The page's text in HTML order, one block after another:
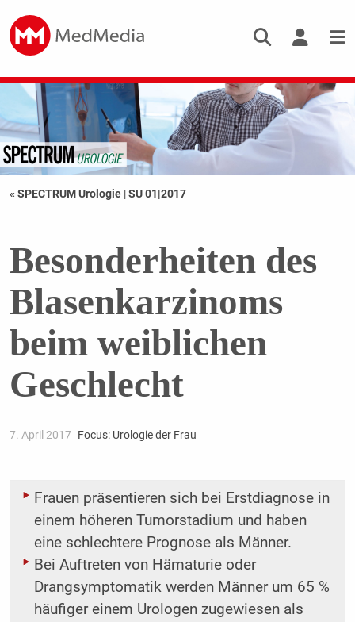
« SPECTRUM Urologie |SU 01|2017
Besonderheiten des
Blasenkarzinoms
beim weiblichen
Geschlecht
7. April 2017 Focus: Urologie der Frau
Frauen präsentieren sich bei Erstdiagnose in
einem höheren Tumorstadium und haben
eine schlechtere Prognose als Männer.
Bei Auftreten von Hämaturie oder
Drangsymptomatik werden Männer um 65 %
häufiger einem Urologen zugewiesen als